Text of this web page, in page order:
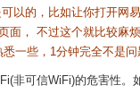
的，比如让你打开网易
面， 不过这个就比较麻
一些，1分钟完全不是问
非可信WiFi)的危害性。